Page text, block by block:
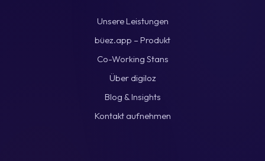
Unsere Leistungen
büez.app – Produkt
Co-Working Stans
Über digiloz
Blog & Insights
Kontakt aufnehmen